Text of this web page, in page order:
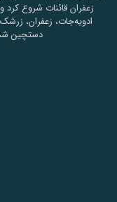
زعفران قائنات شروع
ادویه‌جات، زعفران،
دستچین